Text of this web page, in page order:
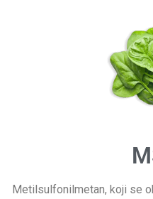
Metilsulfonilmetan, koji se